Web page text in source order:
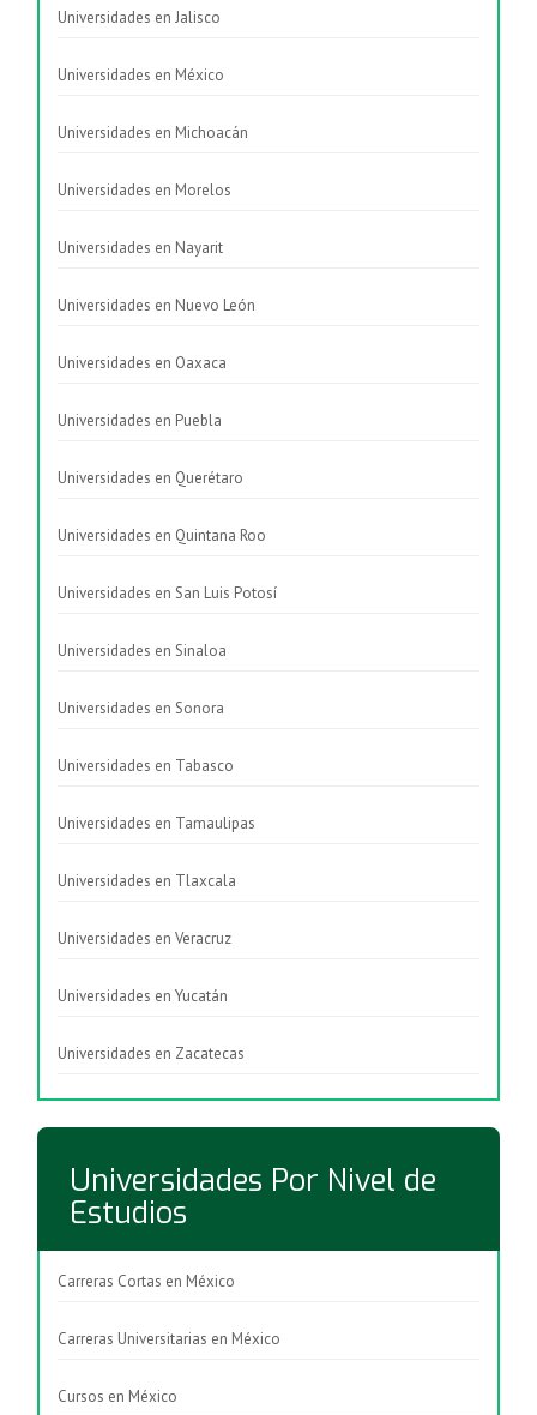
Universidades en Jalisco
Universidades en México
Universidades en Michoacán
Universidades en Morelos
Universidades en Nayarit
Universidades en Nuevo León
Universidades en Oaxaca
Universidades en Puebla
Universidades en Querétaro
Universidades en Quintana Roo
Universidades en San Luis Potosí
Universidades en Sinaloa
Universidades en Sonora
Universidades en Tabasco
Universidades en Tamaulipas
Universidades en Tlaxcala
Universidades en Veracruz
Universidades en Yucatán
Universidades en Zacatecas
Universidades Por Nivel de
Estudios
Carreras Cortas en México
Carreras Universitarias en México
Cursos en México